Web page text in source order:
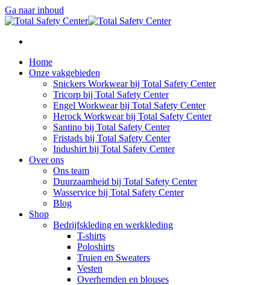
Ga naar inhoud
Home
Onze vakgebieden
Snickers Workwear bij Total Safety Center
Tricorp bij Total Safety Center
Engel Workwear bij Total Safety Center
Herock Workwear bij Total Safety Center
Santino bij Total Safety Center
Fristads bij Total Safety Center
Indushirt bij Total Safety Center
Over ons
Ons team
Duurzaamheid bij Total Safety Center
Wasservice bij Total Safety Center
Blog
Shop
Bedrijfskleding en werkkleding
T-shirts
Poloshirts
Truien en Sweaters
Vesten
Overhemden en blouses